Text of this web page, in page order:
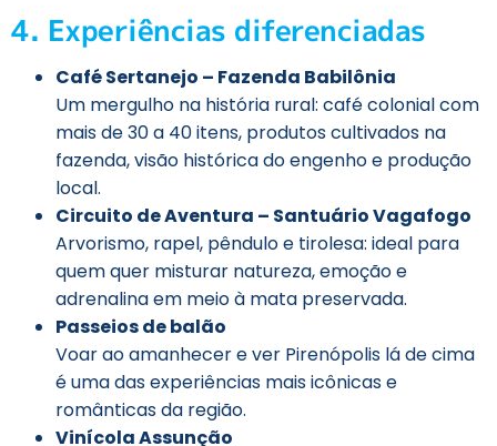
4. Experiências diferenciadas
Café Sertanejo – Fazenda Babilônia
Um mergulho na história rural: café colonial com
mais de 30 a 40 itens, produtos cultivados na
fazenda, visão histórica do engenho e produção
local.
Circuito de Aventura – Santuário Vagafogo
Arvorismo, rapel, pêndulo e tirolesa: ideal para
quem quer misturar natureza, emoção e
adrenalina em meio à mata preservada.
Passeios de balão
Voar ao amanhecer e ver Pirenópolis lá de cima
é uma das experiências mais icônicas e
românticas da região.
Vinícola Assunção